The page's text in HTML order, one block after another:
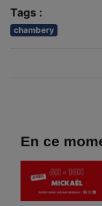
Tags :
chambery
En ce